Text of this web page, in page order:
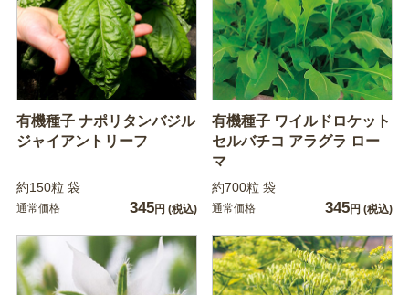
有機種子 ナポリタンバジル
ジャイアントリーフ
約150粒 袋
通常価格 345円 (税込)
有機種子 ワイルドロケット
セルバチコ アラグラ ロー
マ
約700粒 袋
通常価格 345円 (税込)